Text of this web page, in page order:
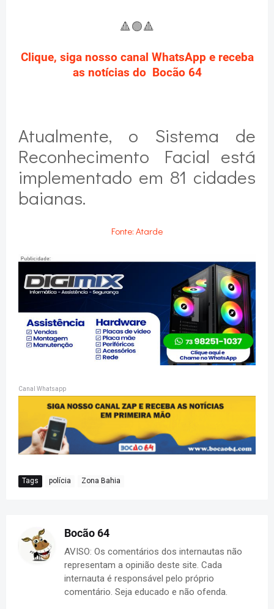
🔺🟢🔺
Clique, siga nosso canal WhatsApp e receba
as notícias do Bocão 64
Atualmente, o Sistema de
Reconhecimento Facial está
implementado em 81 cidades
baianas.
Fonte: Atarde
Canal Whatsapp
Tags polícia Zona Bahia
Bocão 64
AVISO: Os comentários dos internautas não
representam a opinião deste site. Cada
internauta é responsável pelo próprio
comentário. Seja educado e não ofenda.